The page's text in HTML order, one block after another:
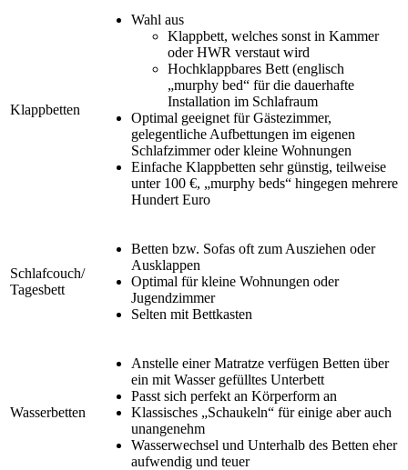
Klappbetten
Wahl aus
Klappbett, welches sonst in Kammer
oder HWR verstaut wird
Hochklappbares Bett (englisch
„murphy bed“ für die dauerhafte
Installation im Schlafraum
Optimal geeignet für Gästezimmer,
gelegentliche Aufbettungen im eigenen
Schlafzimmer oder kleine Wohnungen
Einfache Klappbetten sehr günstig, teilweise
unter 100 €, „murphy beds“ hingegen mehrere
Hundert Euro
Schlafcouch/
Tagesbett
Betten bzw. Sofas oft zum Ausziehen oder
Ausklappen
Optimal für kleine Wohnungen oder
Jugendzimmer
Selten mit Bettkasten
Wasserbetten
Anstelle einer Matratze verfügen Betten über
ein mit Wasser gefülltes Unterbett
Passt sich perfekt an Körperform an
Klassisches „Schaukeln“ für einige aber auch
unangenehm
Wasserwechsel und Unterhalb des Betten eher
aufwendig und teuer